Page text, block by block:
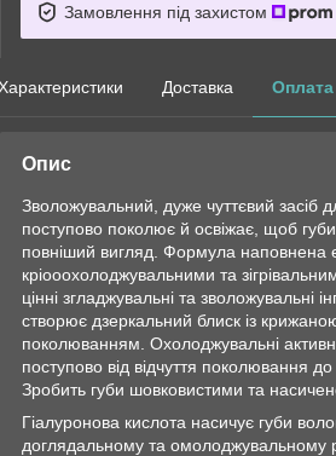
Замовлення під захистом
Доставка Оплата
Опис
Зволожувальний, дуже чуттєвий засіб
поступово поколює й освіжає, щоб
повніший вигляд. Формула наповнена
кріооохолоджувальними та
цінні згладжувальні та зволожувальні
створює дзеркальний блиск із
поколюванням. Охолоджувальні
поступово від відчуття поколювання
Зробить губи шовковистими та
Гіалуронова кислота насичує губи
доглядальному та омолоджувальному